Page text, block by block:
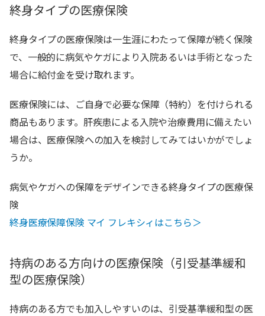
終身タイプの医療保険
終身タイプの医療保険は一生涯にわたって保障が続く保険
で、一般的に病気やケガにより入院あるいは手術となった
場合に給付金を受け取れます。
医療保険には、ご自身で必要な保障（特約）を付けられる
商品もあります。肝疾患による入院や治療費用に備えたい
場合は、医療保険への加入を検討してみてはいかがでしょ
うか。
病気やケガへの保障をデザインできる終身タイプの医療保
険
終身医療保障保険 マイ フレキシィはこちら＞
持病のある方向けの医療保険（引受基準緩和
型の医療保険）
持病のある方でも加入しやすいのは、引受基準緩和型の医